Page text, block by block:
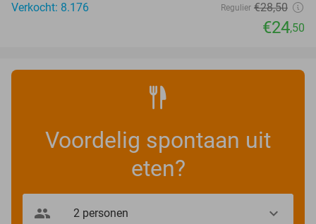
Verkocht: 8.176
Regulier €28,50
€24,50
Voordelig spontaan uit
eten?